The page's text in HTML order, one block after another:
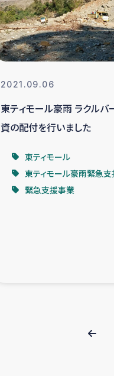
ベイ
アグロ
2021.09.06
東ティモール豪雨 ラクル
資の配付を行いました
東ティモール
東ティモール豪雨緊急支
緊急支援事業